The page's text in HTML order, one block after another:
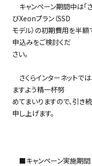
キャンペーン期間中は「
びXeonプラン（SSD
モデル）の初期費用を半
申込みをご検討くだ
さい。
さくらインターネットで
ますよう精一杯努
めてまいりますので、引き
申し上げます。
＜
■キャンペーン実施期間